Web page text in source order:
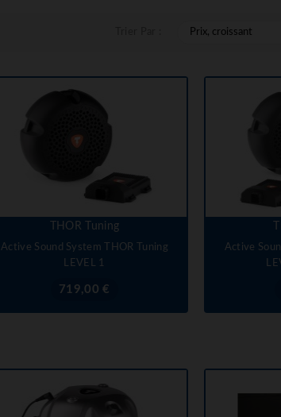
Prix, croissant
THOR Tuning
Active Sound System THOR Tuning
LEVEL 1
Prix
719,00 €
Active